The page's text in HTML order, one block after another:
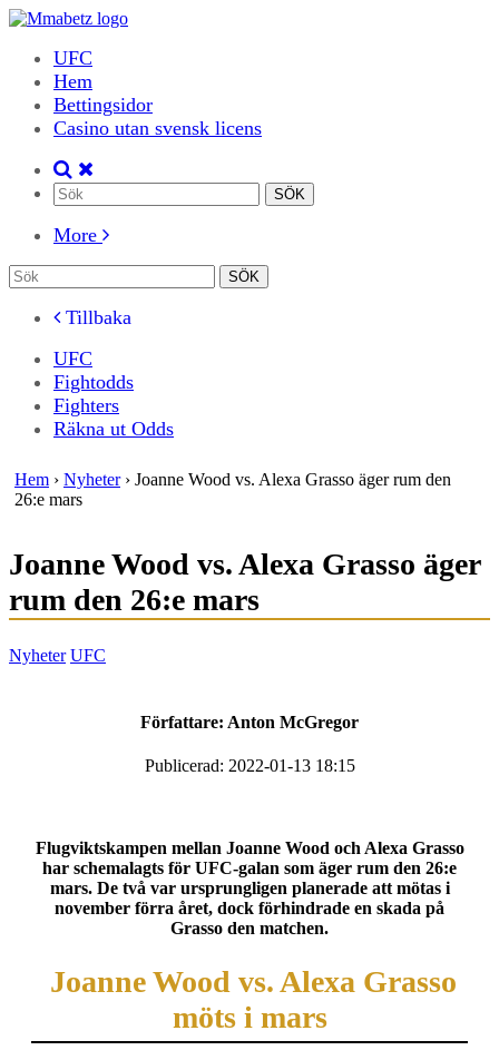
UFC
Hem
Bettingsidor
Casino utan svensk licens
More
Tillbaka
UFC
Fightodds
Fighters
Räkna ut Odds
Hem › Nyheter› Joanne Wood vs. Alexa Grasso äger rum den
26:e mars
Joanne Wood vs. Alexa Grasso äger
rum den 26:e mars
Nyheter UFC
Författare: Anton McGregor
Publicerad: 2022-01-13 18:15
Flugviktskampen mellan Joanne Wood och Alexa Grasso
har schemalagts för UFC-galan som äger rum den 26:e
mars. De två var ursprungligen planerade att mötas i
november förra året, dock förhindrade en skada på
Grasso den matchen.
Joanne Wood vs. Alexa Grasso
möts i mars